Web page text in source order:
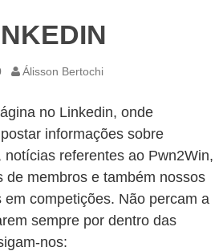
to
Álisson Bertochi
no Linkedin, onde
informações sobre
notícias referentes ao Pwn2Win,
de membros e também nossos
em competições. Não percam a
sempre por dentro das
nos: